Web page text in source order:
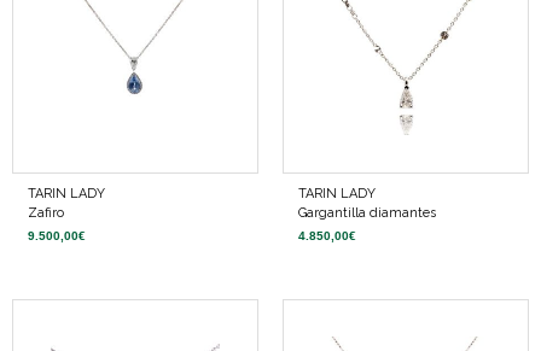
TARIN LADY
Zafiro
9.500,00€
TARIN LADY
Gargantilla diamantes
4.850,00€